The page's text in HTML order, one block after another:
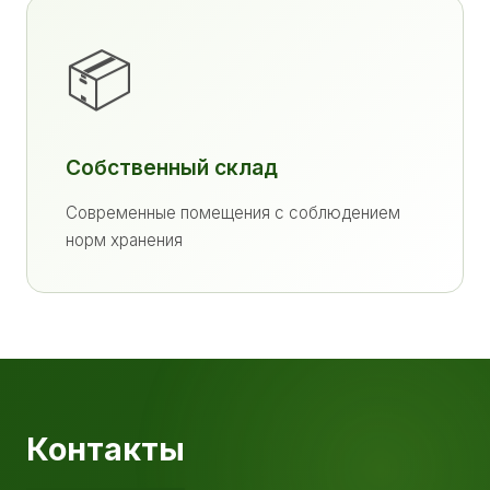
📦
Собственный склад
Современные помещения с соблюдением
норм хранения
Контакты